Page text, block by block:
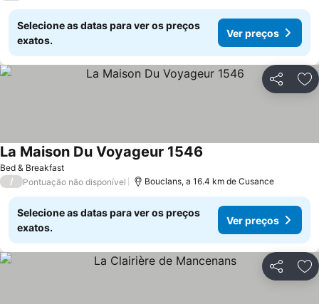
Selecione as datas para ver os preços
exatos.
Ver preços
Partilhar
Bed & Breakfast
La Maison Du Voyageur 1546
/ Pontuação não disponível Bouclans, a 16.4 km de Cusance
Selecione as datas para ver os preços
exatos.
Ver preços
Partilhar